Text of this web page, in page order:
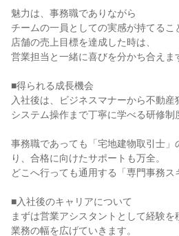
魅力は、事務職でありながら
チームの一員としての実感が持てるこ
店舗の売上目標を達成した時は、
営業担当と一緒に喜びを分かち合えま
■得られる成長機会
入社後は、ビジネスマナーから不動産
システム操作まで丁寧に学べる研修制
事務職であっても「宅地建物取引士」
り、合格に向けたサポートも万全。
どこへ行っても通用する「専門事務ス
■入社後のキャリアについて
まずは営業アシスタントとして経験を
業務の幅を広げていきます。